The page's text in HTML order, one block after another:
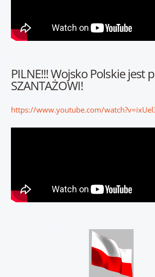
PILNE!!! Wojsko Polskie jest
SZANTAŻOWI!
https://www.youtube.com/